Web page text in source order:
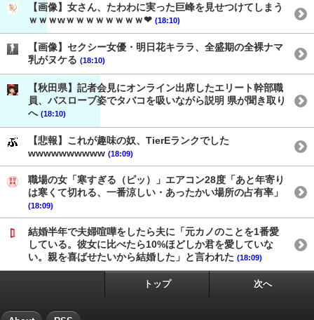
【画像】女さん、たわわに実った巨峰を見せつけてしまう
ｗｗｗwｗｗｗｗｗｗｗｗ❤ (18:10)
【画像】セクシー女優・明日花キララ、全盛期の全裸ナマ
乳がヌケる (18:10)
【秋田県】記者会見にオンライン出席したエリート幹部職
員、バスローブ姿でタバコを吸いながら説明 県が聞き取り
へ (18:10)
【悲報】これが趣味の奴、TierEランクでした
wwwwwwwwww (18:09)
職場の女「寒すぎる（ピッ）」エアコン28度「あと年寄り
は寒くて切れる、一番涼しい・あったかい場所の占有率」
(18:09)
結婚半年で夫婦喧嘩をしたら夫に「元カノのことを1番愛
している。彼女に比べたら10%ほどしか君を愛していな
い。親を喜ばせたいから結婚した」と言われた (18:09)
トップ 次へ